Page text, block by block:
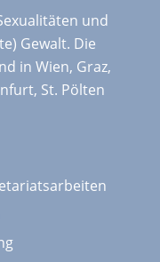
und
Gewalt. Die
in Wien, Graz,
St. Pölten